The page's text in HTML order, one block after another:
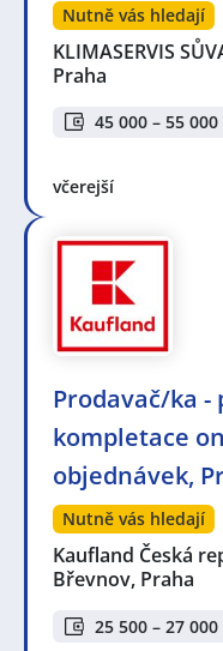
Nutně vás hledají
KLIMASERVIS
Praha
45 000 – 55 000
včerejší
Prodavač/ka -
kompletace
objednávek,
Nutně vás hledají
Kaufland Česká
Břevnov, Praha
25 500 – 27 000